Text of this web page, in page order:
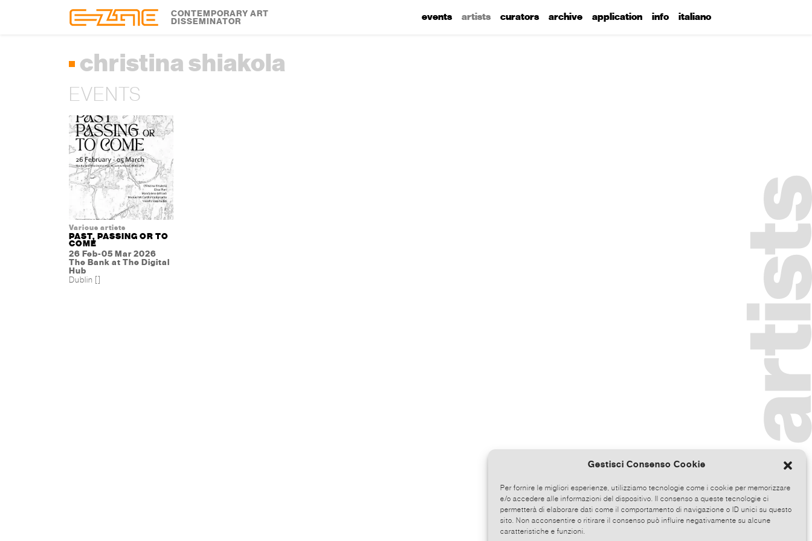
Gestisci Consenso Cookie
Per fornire le migliori esperienze, utilizziamo tecnologie come i cookie per memorizzare
e/o accedere alle informazioni del dispositivo. Il consenso a queste tecnologie ci
permetterà di elaborare dati come il comportamento di navigazione o ID unici su questo
sito. Non acconsentire o ritirare il consenso può influire negativamente su alcune
caratteristiche e funzioni.
CONTEMPORARY ART
DISSEMINATOR events artists curators archive application info italiano
christina shiakola
EVENTS
Various artists
PAST, PASSING OR TO
COME
26 Feb-05 Mar 2026
The Bank at The Digital
Hub
Dublin []